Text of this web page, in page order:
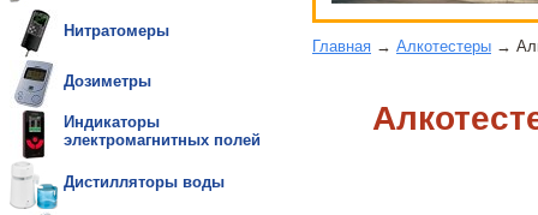
Нитратомеры
Дозиметры
Индикаторы
электромагнитных полей
Дистилляторы воды
Главная → Алкотестеры →